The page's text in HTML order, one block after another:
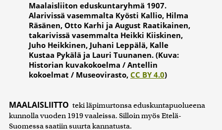
Maalaisliiton eduskuntaryhmä 1907.
Alarivissä vasemmalta Kyösti Kallio, Hilma
Räsänen, Otto Karhi ja August Raatikainen,
takarivissä vasemmalta Heikki Kiiskinen,
Juho Heikkinen, Juhani Leppälä, Kalle
Kustaa Pykälä ja Lauri Tuunanen. (Kuva:
Historian kuvakokoelma / Antellin
kokoelmat / Museovirasto, CC BY 4.0)
MAALAISLIITTO teki läpimurtonsa eduskuntapuolueena
kunnolla vuoden 1919 vaaleissa. Silloin myös Etelä-
Suomessa saatiin suurta kannatusta.